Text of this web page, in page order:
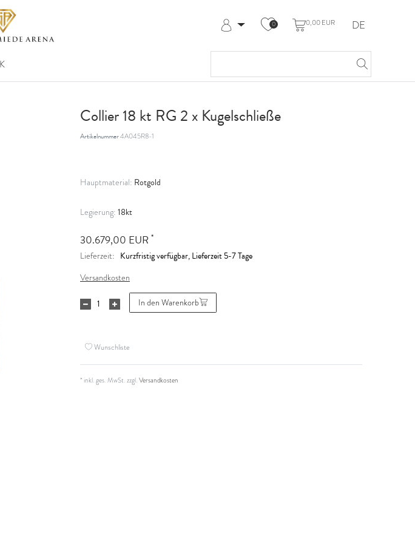
0 0,00 EUR DE
Collier 18 kt RG 2 x Kugelschließe
Artikelnummer4A045R8-1
Hauptmaterial: Rotgold
Legierung: 18kt
30.679,00 EUR *
Lieferzeit: Kurzfristig verfügbar, Lieferzeit 5-7 Tage
Versandkosten
In den Warenkorb
Wunschliste
* inkl. ges. MwSt. zzgl.Versandkosten